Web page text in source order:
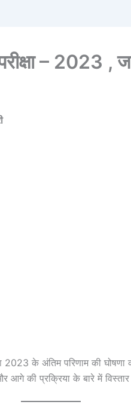
– 2023 ,
2023 के अंतिम परिणाम की
की प्रक्रिया के बारे में